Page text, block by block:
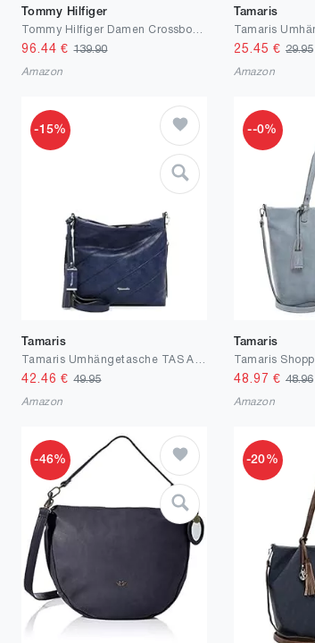
Tommy Hilfiger
96.44 €139.90
Amazon
Tamaris
25.45 € 29.95
Amazon
-15%
Tamaris
42.46 €49.95
Amazon
--0%
Tamaris
48.97 € 48.96
Amazon
-46% -20%